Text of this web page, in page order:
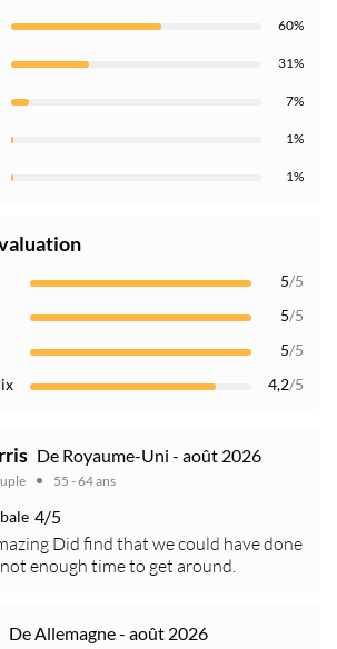
60%
31%
7%
1%
1%
5/5
5/5
5/5
4,2/5
De Royaume-Uni - août 2026
55 - 64 ans
4/5
Did find that we could have done
enough time to get around.
De Allemagne - août 2026